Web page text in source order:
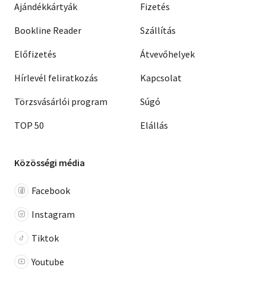
Ajándékkártyák
Bookline Reader
Előfizetés
Hírlevél feliratkozás
Törzsvásárlói program
TOP 50
Fizetés
Szállítás
Átvevőhelyek
Kapcsolat
Súgó
Elállás
Közösségi média
Facebook
Instagram
Tiktok
Youtube